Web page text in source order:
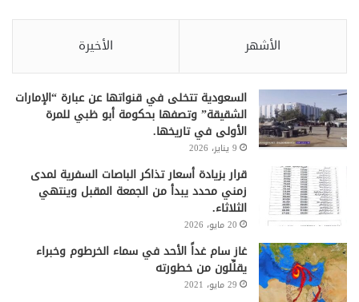
الأشهر الأخيرة
السعودية تتخلى في قنواتها عن عبارة “الإمارات
الشقيقة” وتصفها بحكومة أبو ظبي للمرة
الأولى في تاريخها.
9 يناير، 2026
قرار بزيادة أسعار تذاكر الباصات السفرية لمدى
زمني محدد يبدأ من الجمعة المقبل وينتهي
الثلاثاء.
20 مايو، 2026
غاز سام غداً الأحد في سماء الخرطوم وخبراء
يقلِّلون من خطورته
29 مايو، 2021